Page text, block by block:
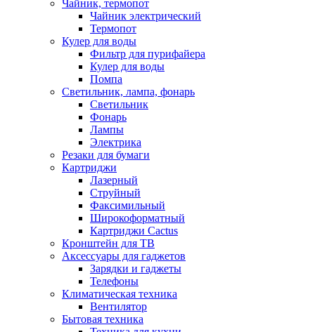
Чайник, термопот
Чайник электрический
Термопот
Кулер для воды
Фильтр для пурифайера
Кулер для воды
Помпа
Светильник, лампа, фонарь
Светильник
Фонарь
Лампы
Электрика
Резаки для бумаги
Картриджи
Лазерный
Струйный
Факсимильный
Широкоформатный
Картриджи Cactus
Кронштейн для ТВ
Аксессуары для гаджетов
Зарядки и гаджеты
Телефоны
Климатическая техника
Вентилятор
Бытовая техника